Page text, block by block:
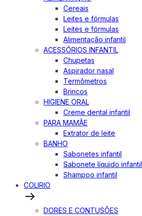
Cereais
Leites e fórmulas
Leites e fórmulas
Alimentação infantil
ACESSÓRIOS INFANTIL
Chupetas
Aspirador nasal
Termômetros
Brincos
HIGIENE ORAL
Creme dental infantil
PARA MAMÃE
Extrator de leite
BANHO
Sabonetes infantil
Sabonete líquido infantil
Shampoo infantil
COLIRIO
DORES E CONTUSÕES